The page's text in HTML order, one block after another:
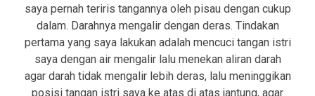
saya pernah teriris tangannya oleh pisau dengan cukup
dalam. Darahnya mengalir dengan deras. Tindakan
pertama yang saya lakukan adalah mencuci tangan istri
saya dengan air mengalir lalu menekan aliran darah
agar darah tidak mengalir lebih deras, lalu meninggikan
posisi tangan istri saya ke atas di atas jantung, agar